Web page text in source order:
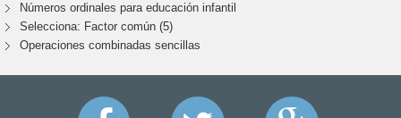
Números ordinales para educación infantil
Selecciona: Factor común (5)
Operaciones combinadas sencillas